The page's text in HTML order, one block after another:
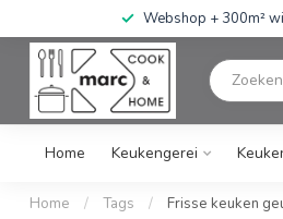
Webshop + 300m²
Home Keukengerei
Home / Tags / Frisse keuken